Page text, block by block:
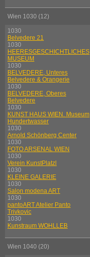
Wien 1030 (12)
1030
Belvedere 21
1030
HEERESGESCHICHTLICHES
MUSEUM
1030
BELVEDERE, Unteres
Belvedere & Orangerie
1030
BELVEDERE, Oberes
Belvedere
1030
KUNST HAUS WIEN. Museum
Hundertwasser
1030
Arnold Schönberg Center
1030
FOTO ARSENAL WIEN
1030
Verein KunstPlatzl
1030
KLEINE GALERIE
1030
Salon modena ART
1030
pantoART Atelier Panto
Trivkovic
1030
Kunstraum WOHLLEB
Wien 1040 (20)